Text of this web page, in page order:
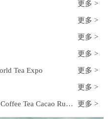
更多 >
更多 >
更多 >
更多 >
Tea Expo 更多 >
更多 >
俄罗斯莫斯科茶和咖啡展览会 Coffee Tea Cacao Russian Expo 更多 >